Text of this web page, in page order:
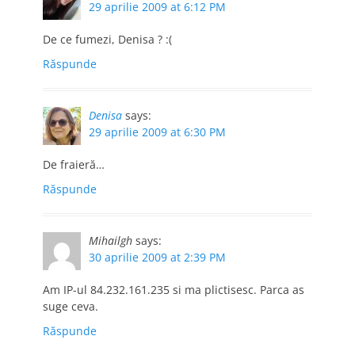
29 aprilie 2009 at 6:12 PM
De ce fumezi, Denisa ? :(
Răspunde
Denisa says:
29 aprilie 2009 at 6:30 PM
De fraieră…
Răspunde
Mihailgh says:
30 aprilie 2009 at 2:39 PM
Am IP-ul 84.232.161.235 si ma plictisesc. Parca as
suge ceva.
Răspunde